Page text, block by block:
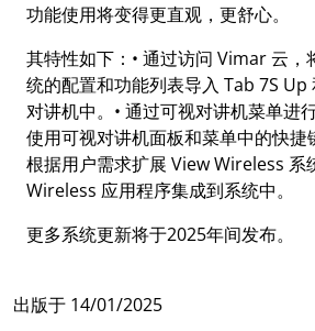
功能使用将变得更直观，更舒心。
其特性如下：• 通过访问 Vimar 云
统的配置和功能列表导入 Tab 7S Up
对讲机中。• 通过可视对讲机菜单进
使用可视对讲机面板和菜单中的快捷
根据用户需求扩展 View Wireless 系
Wireless 应用程序集成到系统中。
更多系统更新将于2025年间发布。
出版于 14/01/2025